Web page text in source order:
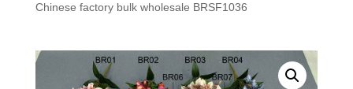
Chinese factory bulk wholesale BRSF1036